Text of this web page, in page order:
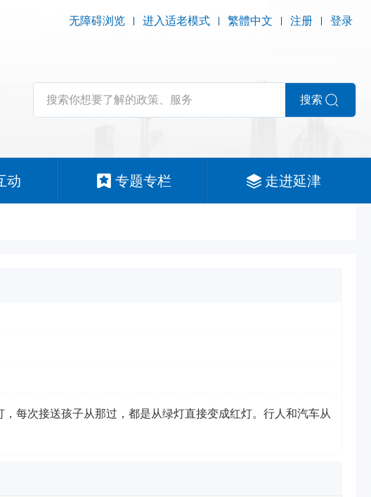
无障碍浏览 进入适老模式 繁體中文 注册 登录
搜索
动 专题专栏 走进延津
每次接送孩子从那过，都是从绿灯直接变成红灯。行人和汽车从